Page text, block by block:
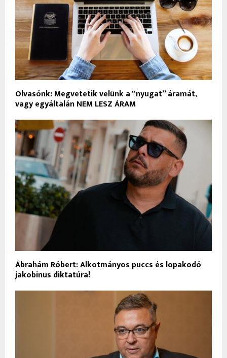
Olvasónk: Megvetetik velünk a “nyugat” áramát,
vagy egyáltalán NEM LESZ ÁRAM
Ábrahám Róbert: Alkotmányos puccs és lopakodó
jakobinus diktatúra!